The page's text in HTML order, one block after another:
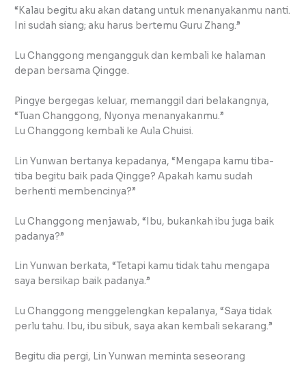
“Kalau begitu aku akan datang untuk menanyakanmu nanti.
Ini sudah siang; aku harus bertemu Guru Zhang.”
Lu Changgong mengangguk dan kembali ke halaman
depan bersama Qingge.
Pingye bergegas keluar, memanggil dari belakangnya,
“Tuan Changgong, Nyonya menanyakanmu.”
Lu Changgong kembali ke Aula Chuisi.
Lin Yunwan bertanya kepadanya, “Mengapa kamu tiba-
tiba begitu baik pada Qingge? Apakah kamu sudah
berhenti membencinya?”
Lu Changgong menjawab, “Ibu, bukankah ibu juga baik
padanya?”
Lin Yunwan berkata, “Tetapi kamu tidak tahu mengapa
saya bersikap baik padanya.”
Lu Changgong menggelengkan kepalanya, “Saya tidak
perlu tahu. Ibu, ibu sibuk, saya akan kembali sekarang.”
Begitu dia pergi, Lin Yunwan meminta seseorang